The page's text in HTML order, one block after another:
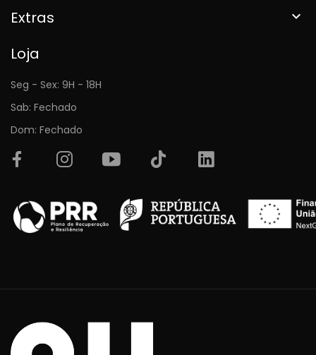
Extras 
Loja
Seg - Sex: 9H - 18H
Sab: Fechado
Dom: Fechado